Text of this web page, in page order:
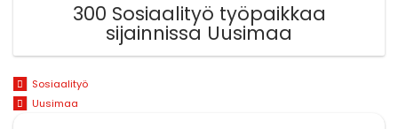
300 Sosiaalityö työpaikkaa
sijainnissa Uusimaa
Sosiaalityö
Uusimaa